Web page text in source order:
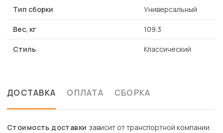
Тип сборки Универсальный
Вес, кг 109.3
Стиль Классический
ДОСТАВКА ОПЛАТА СБОРКА
Стоимость доставки зависит от транспортной компании.